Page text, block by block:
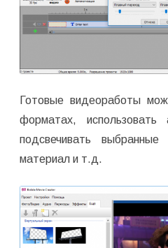
Готовые видеоработы
форматах, использовать
подсвечивать выбранные
материал и т.д.